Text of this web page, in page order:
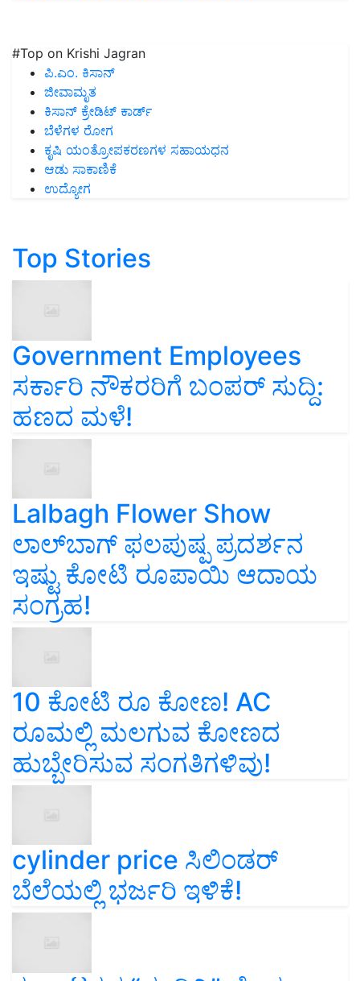
#Top on Krishi Jagran
ಪಿ.ಎಂ. ಕಿಸಾನ್
ಜೀವಾಮೃತ
ಕಿಸಾನ್ ಕ್ರೇಡಿಟ್ ಕಾರ್ಡ್
ಬೆಳೆಗಳ ರೋಗ
ಕೃಷಿ ಯಂತ್ರೋಪಕರಣಗಳ ಸಹಾಯಧನ
ಆಡು ಸಾಕಾಣಿಕೆ
ಉದ್ಯೋಗ
Top Stories
Government Employees
ಸರ್ಕಾರಿ ನೌಕರರಿಗೆ ಬಂಪರ್‌ ಸುದ್ದಿ:
ಹಣದ ಮಳೆ!
Lalbagh Flower Show
ಲಾಲ್‌ಬಾಗ್ ಫಲಪುಷ್ಪ ಪ್ರದರ್ಶನ
ಇಷ್ಟು ಕೋಟಿ ರೂಪಾಯಿ ಆದಾಯ
ಸಂಗ್ರಹ!
10 ಕೋಟಿ ರೂ ಕೋಣ! AC
ರೂಮಲ್ಲಿ ಮಲಗುವ ಕೋಣದ
ಹುಬ್ಬೇರಿಸುವ ಸಂಗತಿಗಳಿವು!
cylinder price ಸಿಲಿಂಡರ್‌
ಬೆಲೆಯಲ್ಲಿ ಭರ್ಜರಿ ಇಳಿಕೆ!